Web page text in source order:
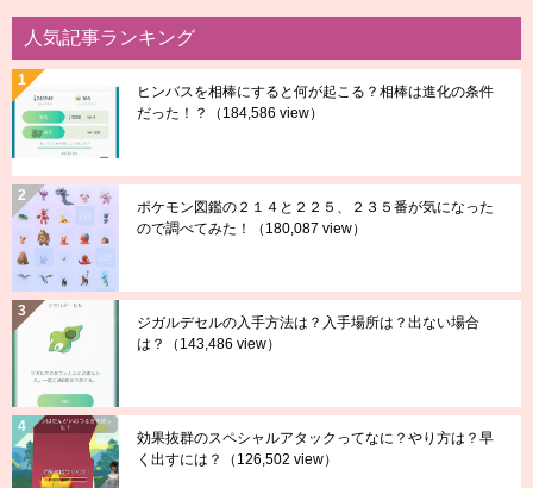
人気記事ランキング
ヒンバスを相棒にすると何が起こる？相棒は進化の条件
だった！？
（184,586 view）
ポケモン図鑑の２１４と２２５、２３５番が気になった
ので調べてみた！
（180,087 view）
ジガルデセルの入手方法は？入手場所は？出ない場合
は？
（143,486 view）
効果抜群のスペシャルアタックってなに？やり方は？早
く出すには？
（126,502 view）